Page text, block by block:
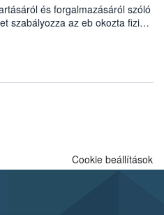
és forgalmazásáról szóló
szabályozza az eb okozta fizikai
felmerülő
veszélyes eb tartását és annak
Cookie beállítások